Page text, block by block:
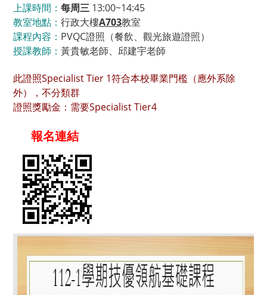
上課時間：每周三 13:00~14:45
教室地點：行政大樓A703教室
課程內容： PVQC證照（餐飲、觀光旅遊證照）
授課教師：黃貴敏老師、邱建宇老師
此證照Specialist Tier 1符合本校畢業門檻（應外系除
外），不分類群
證照獎勵金：需要Specialist Tier4
報名連結